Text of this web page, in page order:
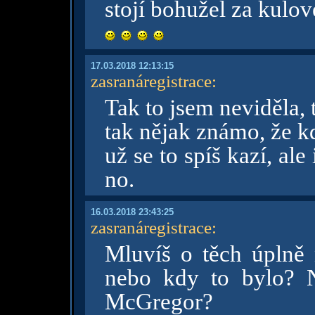
stojí bohužel za
17.03.2018 12:13:15
zasranáregistrace:
Tak to jsem neviděla,
tak nějak známo, že
už se to spíš kazí,
no.
16.03.2018 23:43:25
zasranáregistrace:
Mluvíš o těch úplně
nebo kdy to bylo?
McGregor?